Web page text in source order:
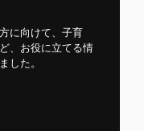
に向けて、子育
、お役に立てる情
した。